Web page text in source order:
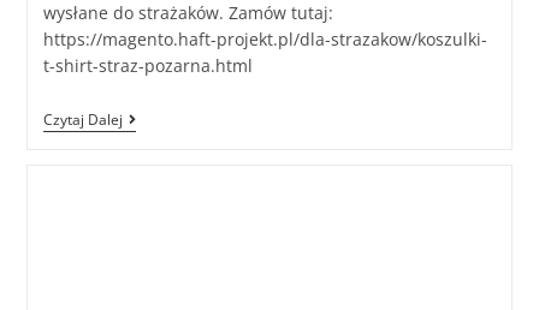
wysłane do strażaków. Zamów tutaj:
https://magento.haft-projekt.pl/dla-strazakow/koszulki-
t-shirt-straz-pozarna.html
Czytaj Dalej